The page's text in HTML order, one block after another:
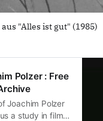
"Alles ist gut" (1985)
Polzer : Free
Joachim Polzer
a study in film